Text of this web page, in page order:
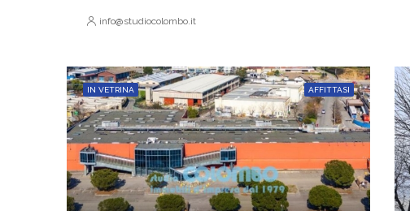
info@studiocolombo.it
IN VETRINA AFFITTASI